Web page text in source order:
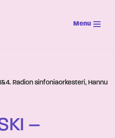
Menu
Radion sinfoniaorkesteri, Hannu
–